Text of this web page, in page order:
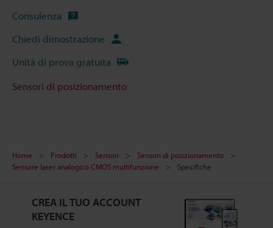
Consulenza
Chiedi dimostrazione
Unità di prova gratuita
Sensori di posizionamento
Home Prodotti Sensori
Sensori di posizionamento
Sensore laser analogico CMOS multifunzione
Specifiche
CREA IL TUO ACCOUNT
KEYENCE